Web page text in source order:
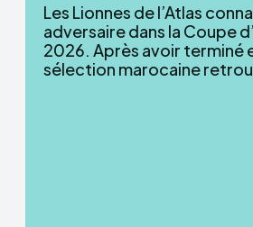
Les Lionnes de l’Atlas
adversaire dans la Coupe
2026. Après avoir terminé
sélection marocaine